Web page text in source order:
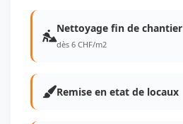
Nettoyage fin de chantier
dès 6 CHF/m2
Remise en etat de locaux